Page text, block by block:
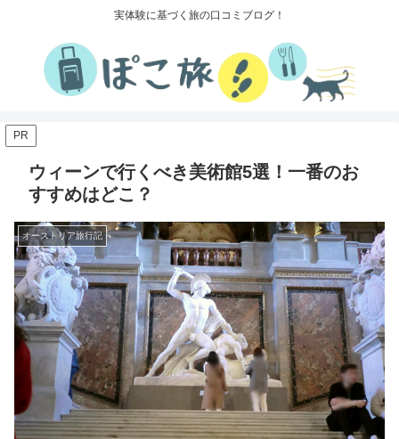
実体験に基づく旅の口コミブログ！
PR
ウィーンで行くべき美術館5選！一番のお
すすめはどこ？
オーストリア旅行記